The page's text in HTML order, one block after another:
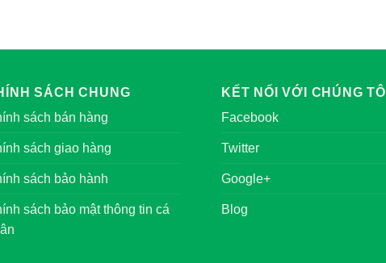
SÁCH CHUNG
sách bán hàng
sách giao hàng
sách bảo hành
sách bảo mật thông tin cá
KẾT NỐI VỚI CHÚNG TÔI
Facebook
Twitter
Google+
Blog